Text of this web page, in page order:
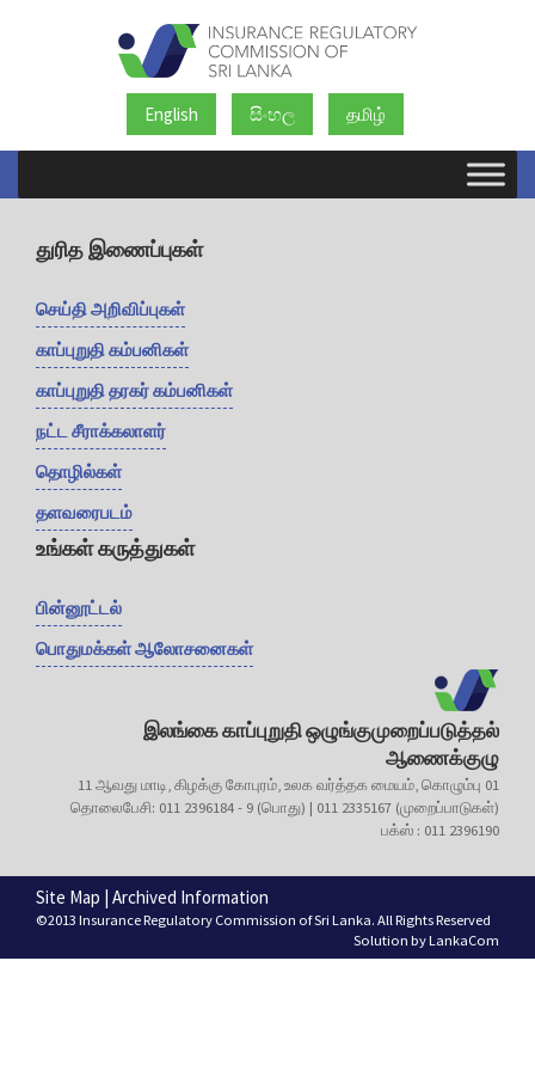
English සිංහල தமிழ்
துரித இணைப்புகள்
செய்தி அறிவிப்புகள்
காப்புறுதி கம்பனிகள்
காப்புறுதி தரகர் கம்பனிகள்
நட்ட சீராக்கலாளர்
தொழில்கள்
தளவரைபடம்
உங்கள் கருத்துகள்
பின்னூட்டல்
பொதுமக்கள் ஆலோசனைகள்
இலங்கை காப்புறுதி ஒழுங்குமுறைப்படுத்தல்
ஆணைக்குழு
11 ஆவது மாடி, கிழக்கு கோபுரம், உலக வர்த்தக மையம், கொழும்பு 01
தொலைபேசி: 011 2396184 - 9 (பொது) | 011 2335167 (முறைப்பாடுகள்)
பக்ஸ் : 011 2396190
Site Map Archived Information
©2013 Insurance Regulatory Commission of Sri Lanka. All Rights Reserved
Solution byLankaCom